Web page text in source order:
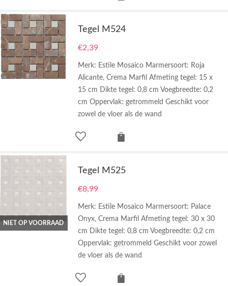
Tegel M524
€2,39
Merk: Estile Mosaico Marmersoort: Roja
Alicante, Crema Marfil Afmeting tegel: 15 x
15 cm Dikte tegel: 0,8 cm Voegbreedte: 0,2
cm Oppervlak: getrommeld Geschikt voor
zowel de vloer als de wand
NIET OP VOORRAAD
Tegel M525
€8,99
Merk: Estile Mosaico Marmersoort: Palace
Onyx, Crema Marfil Afmeting tegel: 30 x 30
cm Dikte tegel: 0,8 cm Voegbreedte: 0,2 cm
Oppervlak: getrommeld Geschikt voor zowel
de vloer als de wand